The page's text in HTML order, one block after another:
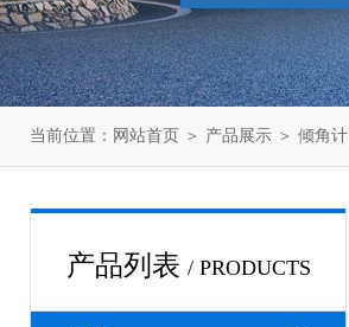
当前位置： 网站首页 ＞ 产品展示 ＞ 倾角计
产品列表 / PRODUCTS